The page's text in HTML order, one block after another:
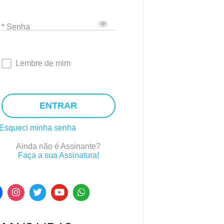
* Senha
Lembre de mim
ENTRAR
Esqueci minha senha
Ainda não é Assinante?
Faça a sua Assinatura!